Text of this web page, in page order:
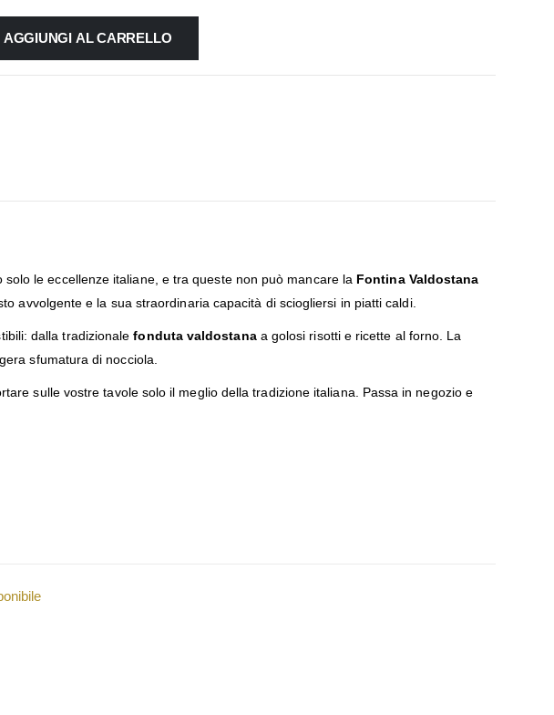
AGGIUNGI AL CARRELLO
solo le eccellenze italiane, e tra queste non può mancare la Fontina Valdostana
avvolgente e la sua straordinaria capacità di sciogliersi in piatti caldi.
dalla tradizionalefonduta valdostanaa golosi risotti e ricette al forno. La
sfumatura di nocciola.
sulle vostre tavole solo il meglio della tradizione italiana. Passa in negozio e